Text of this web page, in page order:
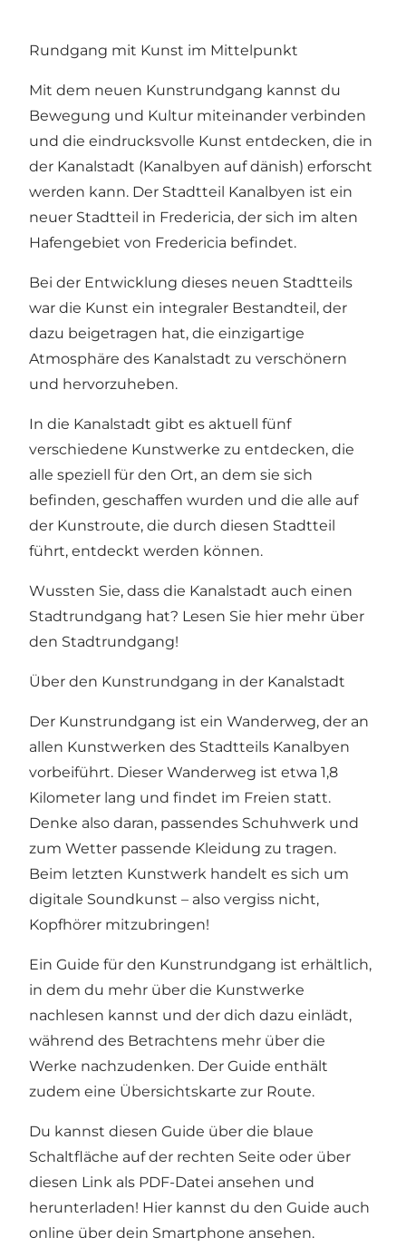
Rundgang mit Kunst im Mittelpunkt
Mit dem neuen Kunstrundgang kannst du
Bewegung und Kultur miteinander verbinden
und die eindrucksvolle Kunst entdecken, die in
der Kanalstadt (Kanalbyen auf dänish) erforscht
werden kann. Der Stadtteil Kanalbyen ist ein
neuer Stadtteil in Fredericia, der sich im alten
Hafengebiet von Fredericia befindet.
Bei der Entwicklung dieses neuen Stadtteils
war die Kunst ein integraler Bestandteil, der
dazu beigetragen hat, die einzigartige
Atmosphäre des Kanalstadt zu verschönern
und hervorzuheben.
In die Kanalstadt gibt es aktuell fünf
verschiedene Kunstwerke zu entdecken, die
alle speziell für den Ort, an dem sie sich
befinden, geschaffen wurden und die alle auf
der Kunstroute, die durch diesen Stadtteil
führt, entdeckt werden können.
Wussten Sie, dass die Kanalstadt auch einen
Stadtrundgang hat? Lesen Sie hier mehr über
den Stadtrundgang!
Über den Kunstrundgang in der Kanalstadt
Der Kunstrundgang ist ein Wanderweg, der an
allen Kunstwerken des Stadtteils Kanalbyen
vorbeiführt. Dieser Wanderweg ist etwa 1,8
Kilometer lang und findet im Freien statt.
Denke also daran, passendes Schuhwerk und
zum Wetter passende Kleidung zu tragen.
Beim letzten Kunstwerk handelt es sich um
digitale Soundkunst – also vergiss nicht,
Kopfhörer mitzubringen!
Ein Guide für den Kunstrundgang ist erhältlich,
in dem du mehr über die Kunstwerke
nachlesen kannst und der dich dazu einlädt,
während des Betrachtens mehr über die
Werke nachzudenken. Der Guide enthält
zudem eine Übersichtskarte zur Route.
Du kannst diesen Guide über die blaue
Schaltfläche auf der rechten Seite oder über
diesen Link als PDF-Datei ansehen und
herunterladen! Hier kannst du den Guide auch
online über dein Smartphone ansehen.